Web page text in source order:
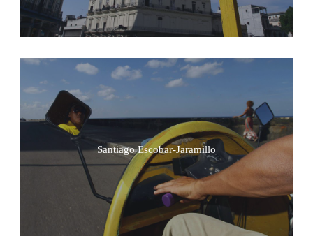
Santiago Escobar-Jaramillo